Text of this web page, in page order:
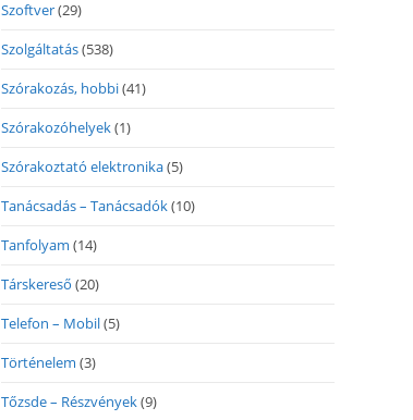
Szoftver(29)
Szolgáltatás(538)
Szórakozás, hobbi(41)
Szórakozóhelyek(1)
Szórakoztató elektronika(5)
Tanácsadás – Tanácsadók(10)
Tanfolyam (14)
Társkereső (20)
Telefon – Mobil(5)
Történelem (3)
Tőzsde – Részvények(9)